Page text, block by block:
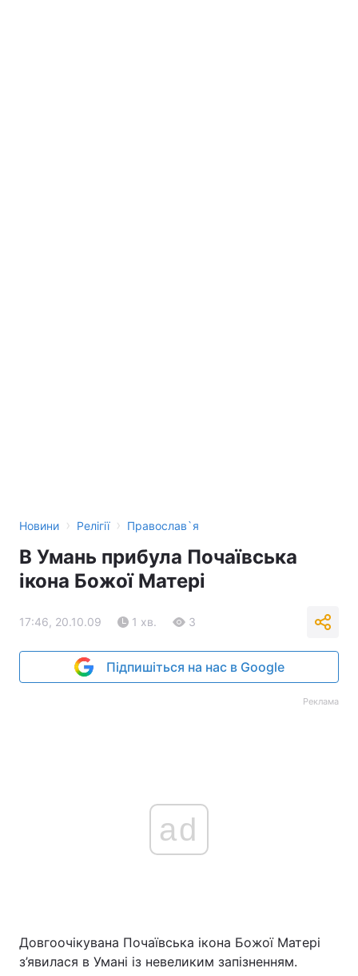
Новини › Релігії › Православ`я
В Умань прибула Почаївська
ікона Божої Матері
17:46, 20.10.09 1 хв. 3
Підпишіться на нас в Google
Реклама
ad
Довгоочікувана Почаївська ікона Божої Матері
з’явилася в Умані із невеликим запізненням.